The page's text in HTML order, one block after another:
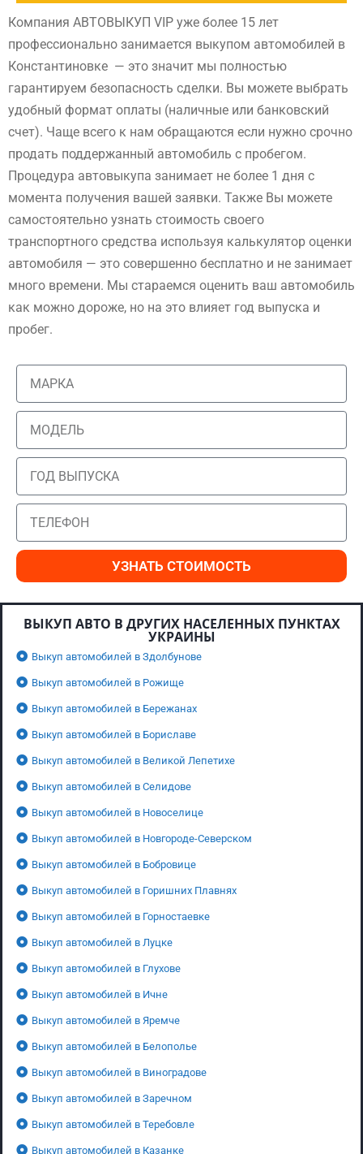
Компания АВТОВЫКУП VIP уже более 15 лет
профессионально занимается выкупом автомобилей в
Константиновке — это значит мы полностью
гарантируем безопасность сделки. Вы можете выбрать
удобный формат оплаты (наличные или банковский
счет). Чаще всего к нам обращаются если нужно срочно
продать поддержанный автомобиль с пробегом.
Процедура автовыкупа занимает не более 1 дня с
момента получения вашей заявки. Также Вы можете
самостоятельно узнать стоимость своего
транспортного средства используя калькулятор оценки
автомобиля — это совершенно бесплатно и не занимает
много времени. Мы стараемся оценить ваш автомобиль
как можно дороже, но на это влияет год выпуска и
пробег.
УЗНАТЬ СТОИМОСТЬ
ВЫКУП АВТО В ДРУГИХ НАСЕЛЕННЫХ ПУНКТАХ
УКРАИНЫ
Выкуп автомобилей в Здолбунове
Выкуп автомобилей в Рожище
Выкуп автомобилей в Бережанах
Выкуп автомобилей в Бориславе
Выкуп автомобилей в Великой Лепетихе
Выкуп автомобилей в Селидове
Выкуп автомобилей в Новоселице
Выкуп автомобилей в Новгороде-Северском
Выкуп автомобилей в Бобровице
Выкуп автомобилей в Горишних Плавнях
Выкуп автомобилей в Горностаевке
Выкуп автомобилей в Луцке
Выкуп автомобилей в Глухове
Выкуп автомобилей в Ичне
Выкуп автомобилей в Яремче
Выкуп автомобилей в Белополье
Выкуп автомобилей в Виноградове
Выкуп автомобилей в Заречном
Выкуп автомобилей в Теребовле
Выкуп автомобилей в Казанке